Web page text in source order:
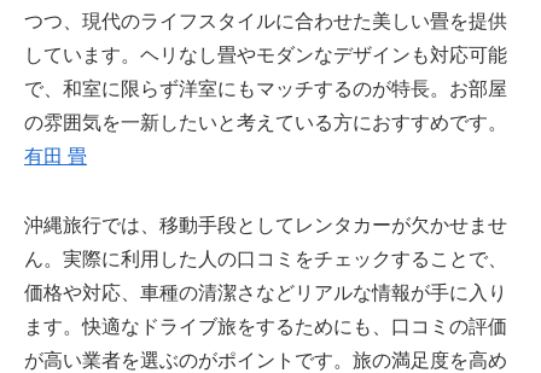
つつ、現代のライフスタイルに合わせた美しい畳を提供
しています。ヘリなし畳やモダンなデザインも対応可能
で、和室に限らず洋室にもマッチするのが特長。お部屋
の雰囲気を一新したいと考えている方におすすめです。
有田 畳
沖縄旅行では、移動手段としてレンタカーが欠かせませ
ん。実際に利用した人の口コミをチェックすることで、
価格や対応、車種の清潔さなどリアルな情報が手に入り
ます。快適なドライブ旅をするためにも、口コミの評価
が高い業者を選ぶのがポイントです。旅の満足度を高め